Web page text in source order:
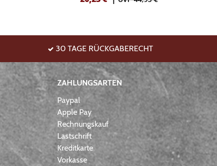
30 TAGE RÜCKGABERECHT
ZAHLUNGSARTEN
Paypal
Apple Pay
Rechnungskauf
Lastschrift
Kreditkarte
Vorkasse